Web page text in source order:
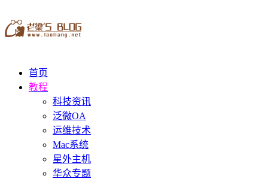
首页
教程
科技资讯
泛微OA
运维技术
Mac系统
星外主机
华众专题